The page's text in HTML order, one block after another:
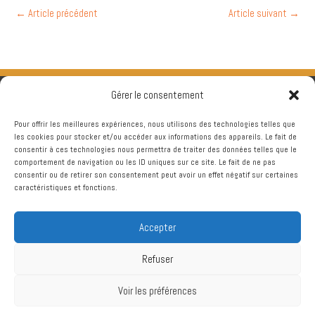
Gérer le consentement
Pour offrir les meilleures expériences, nous utilisons des technologies telles que
les cookies pour stocker et/ou accéder aux informations des appareils. Le fait de
consentir à ces technologies nous permettra de traiter des données telles que le
comportement de navigation ou les ID uniques sur ce site. Le fait de ne pas
consentir ou de retirer son consentement peut avoir un effet négatif sur certaines
caractéristiques et fonctions.
Accepter
Refuser
Voir les préférences
← Article précédent Article suivant →
Copyright © 2026Chtriman Gravelines